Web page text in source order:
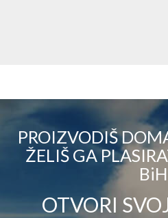
PROIZVODIŠ
ŽELIŠ GA
BiH
OTVORI